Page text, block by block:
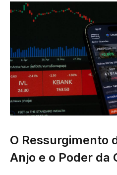
O Ressurgimento
Anjo e o Poder da